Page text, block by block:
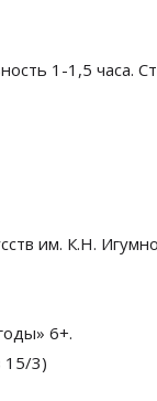
1-1,5 часа.
им. К.Н.
6+.
15/3)